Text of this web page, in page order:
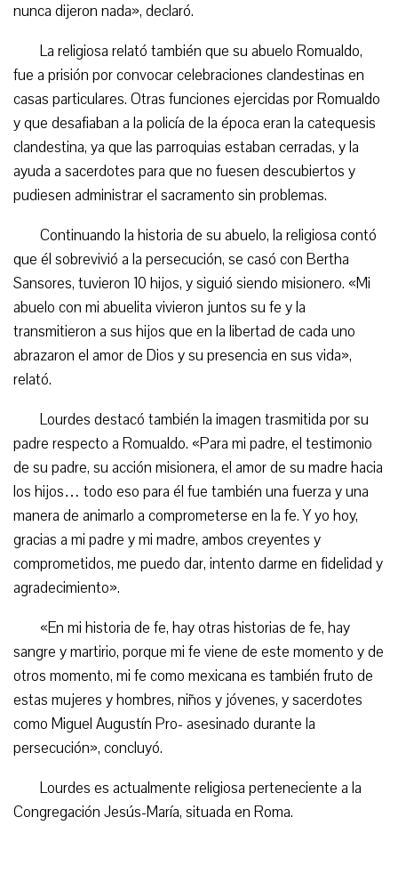
nunca dijeron nada», declaró.
La religiosa relató también que su abuelo Romualdo,
fue a prisión por convocar celebraciones clandestinas en
casas particulares. Otras funciones ejercidas por Romualdo
y que desafiaban a la policía de la época eran la catequesis
clandestina, ya que las parroquias estaban cerradas, y la
ayuda a sacerdotes para que no fuesen descubiertos y
pudiesen administrar el sacramento sin problemas.
Continuando la historia de su abuelo, la religiosa contó
que él sobrevivió a la persecución, se casó con Bertha
Sansores, tuvieron 10 hijos, y siguió siendo misionero. «Mi
abuelo con mi abuelita vivieron juntos su fe y la
transmitieron a sus hijos que en la libertad de cada uno
abrazaron el amor de Dios y su presencia en sus vida»,
relató.
Lourdes destacó también la imagen trasmitida por su
padre respecto a Romualdo. «Para mi padre, el testimonio
de su padre, su acción misionera, el amor de su madre hacia
los hijos… todo eso para él fue también una fuerza y una
manera de animarlo a comprometerse en la fe. Y yo hoy,
gracias a mi padre y mi madre, ambos creyentes y
comprometidos, me puedo dar, intento darme en fidelidad y
agradecimiento».
«En mi historia de fe, hay otras historias de fe, hay
sangre y martirio, porque mi fe viene de este momento y de
otros momento, mi fe como mexicana es también fruto de
estas mujeres y hombres, niños y jóvenes, y sacerdotes
como Miguel Augustín Pro- asesinado durante la
persecución», concluyó.
Lourdes es actualmente religiosa perteneciente a la
Congregación Jesús-María, situada en Roma.